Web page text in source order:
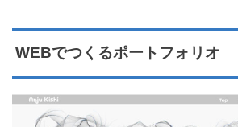
WEBでつくるポートフォリオ